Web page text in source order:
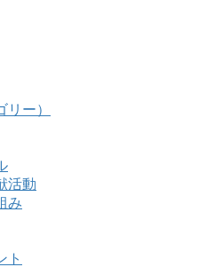
リー）
活動
み
ト